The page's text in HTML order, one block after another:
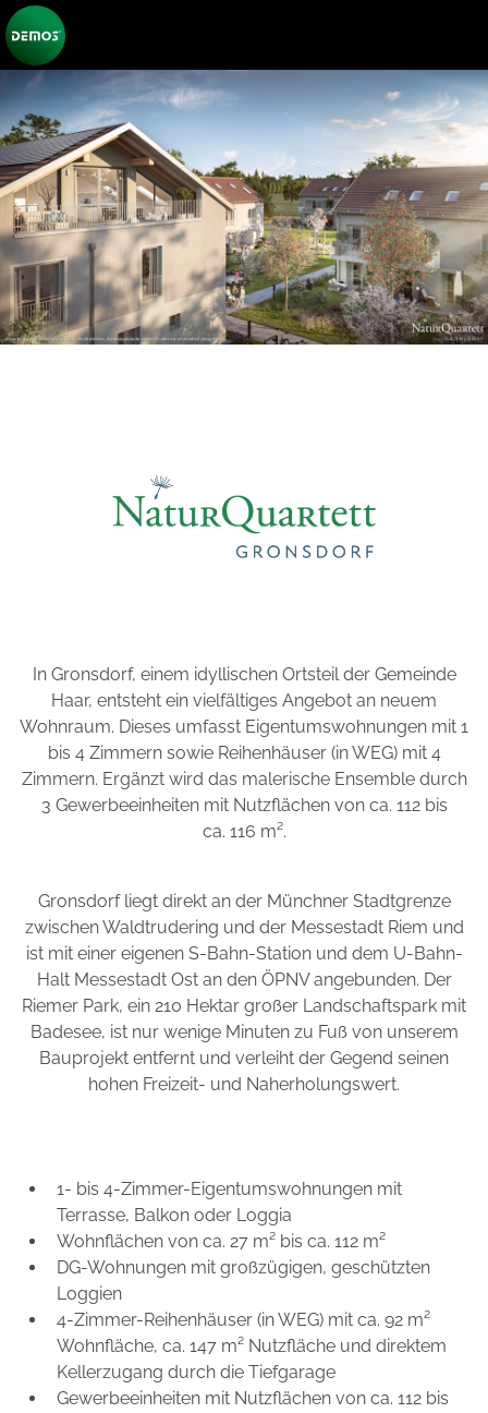
In Gronsdorf, einem idyllischen Ortsteil der Gemeinde
Haar, entsteht ein vielfältiges Angebot an neuem
Wohnraum. Dieses umfasst Eigentumswohnungen mit 1
bis 4 Zimmern sowie Reihenhäuser (in WEG) mit 4
Zimmern. Ergänzt wird das malerische Ensemble durch
3 Gewerbeeinheiten mit Nutzflächen von ca. 112 bis
ca. 116 m².
Gronsdorf liegt direkt an der Münchner Stadtgrenze
zwischen Waldtrudering und der Messestadt Riem und
ist mit einer eigenen S-Bahn-Station und dem U-Bahn-
Halt Messestadt Ost an den ÖPNV angebunden. Der
Riemer Park, ein 210 Hektar großer Landschaftspark mit
Badesee, ist nur wenige Minuten zu Fuß von unserem
Bauprojekt entfernt und verleiht der Gegend seinen
hohen Freizeit- und Naherholungswert.
1- bis 4-Zimmer-Eigentumswohnungen mit
Terrasse, Balkon oder Loggia
Wohnflächen von ca. 27 m² bis ca. 112 m²
DG-Wohnungen mit großzügigen, geschützten
Loggien
4-Zimmer-Reihenhäuser (in WEG) mit ca. 92 m²
Wohnfläche, ca. 147 m² Nutzfläche und direktem
Kellerzugang durch die Tiefgarage
Gewerbeeinheiten mit Nutzflächen von ca. 112 bis